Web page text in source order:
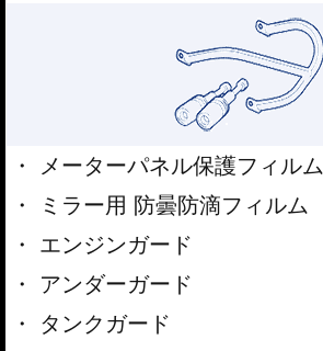
メーターパネル保護フィルム
ミラー用 防曇防滴フィルム
エンジンガード
アンダーガード
タンクガード